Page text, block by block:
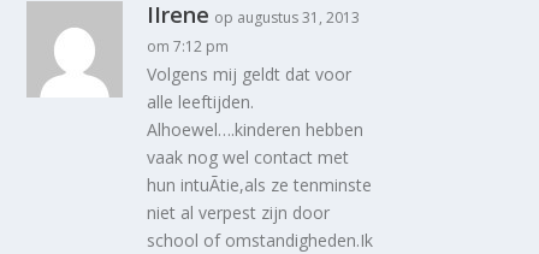
IIrene op augustus 31, 2013
om 7:12 pm
Volgens mij geldt dat voor
alle leeftijden.
Alhoewel….kinderen hebben
vaak nog wel contact met
hun intuÃ­tie,als ze tenminste
niet al verpest zijn door
school of omstandigheden.Ik